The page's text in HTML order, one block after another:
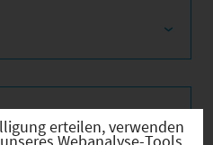
erteilen, verwenden
Webanalyse-Tools